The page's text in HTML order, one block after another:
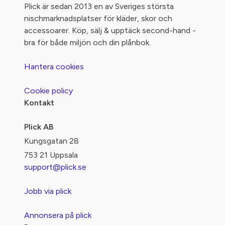
Plick är sedan 2013 en av Sveriges största
nischmarknadsplatser för kläder, skor och
accessoarer. Köp, sälj & upptäck second-hand -
bra för både miljön och din plånbok.
Hantera cookies
Cookie policy
Kontakt
Plick AB
Kungsgatan 28
753 21 Uppsala
support@plick.se
Jobb via plick
Annonsera på plick